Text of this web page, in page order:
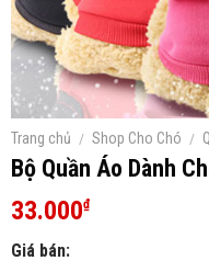
Trang chủ / Shop Cho Chó /
Bộ Quần Áo Dành
33.000₫
Giá bán: